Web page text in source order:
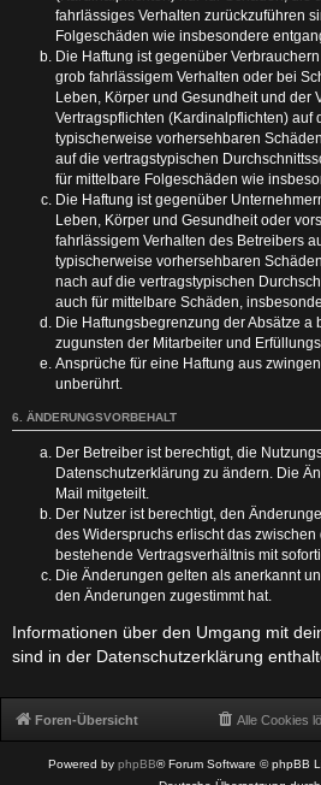
fahrlässiges Verhalten zurückzuführen
Folgeschäden wie insbesondere
Die Haftung ist gegenüber
grob fahrlässigem Verhalten oder bei
Leben, Körper und Gesundheit und der
Vertragspflichten (Kardinalpflichten) auf
typischerweise vorhersehbaren
auf die vertragstypischen
für mittelbare Folgeschäden wie
Die Haftung ist gegenüber
Leben, Körper und Gesundheit oder
fahrlässigem Verhalten des Betreibers
typischerweise vorhersehbaren
nach auf die vertragstypischen
auch für mittelbare Schäden,
Die Haftungsbegrenzung der Absätze a
zugunsten der Mitarbeiter und
Ansprüche für eine Haftung aus
unberührt.
6. ÄNDERUNGSVORBEHALT
Der Betreiber ist berechtigt, die
Datenschutzerklärung zu ändern. Die
Mail mitgeteilt.
Der Nutzer ist berechtigt, den
des Widerspruchs erlischt das
bestehende Vertragsverhältnis mit
Die Änderungen gelten als anerkannt
den Änderungen zugestimmt hat.
Informationen über den Umgang mit
sind in der Datenschutzerklärung
Foren-Übersicht Alle Cookies
Powered by phpBB® Forum Software © phpBB